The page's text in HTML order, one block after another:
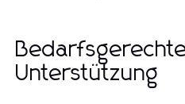
Unterstützung